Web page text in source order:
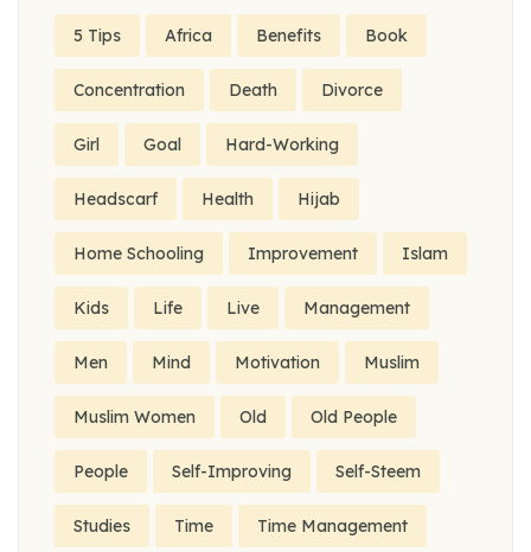
5 Tips Africa Benefits Book
Concentration Death Divorce
Girl Goal Hard-Working
Headscarf Health Hijab
Home Schooling Improvement Islam
Kids Life Live Management
Men Mind Motivation Muslim
Muslim Women Old Old People
People Self-Improving Self-Steem
Studies Time Time Management